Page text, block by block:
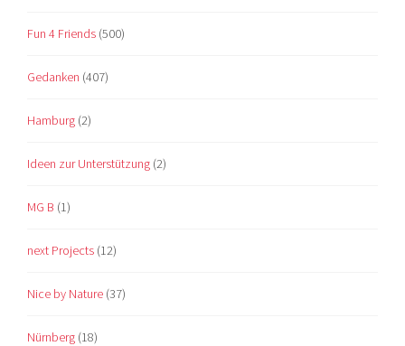
Fun 4 Friends (500)
Gedanken (407)
Hamburg (2)
Ideen zur Unterstützung (2)
MG B (1)
next Projects (12)
Nice by Nature (37)
Nürnberg (18)